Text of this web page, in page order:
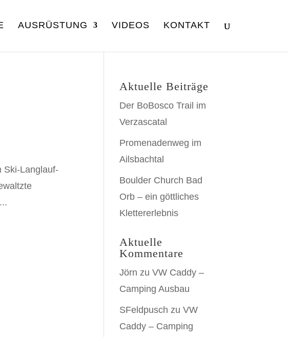
AUSRÜSTUNG VIDEOS KONTAKT
Ski-Langlauf-
Aktuelle Beiträge
Der BoBosco Trail im
Verzascatal
Promenadenweg im
Ailsbachtal
Boulder Church Bad
Orb – ein göttliches
Klettererlebnis
Aktuelle
Kommentare
Jörn zuVW Caddy –
Camping Ausbau
SFeldpusch zuVW
Caddy – Camping